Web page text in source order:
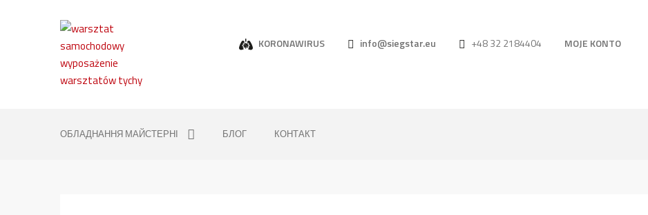
KORONAWIRUS info@siegstar.eu +48 32 2184404 MOJE KONTO
ОБЛАДНАННЯ МАЙСТЕРНІ БЛОГ КОНТАКТ